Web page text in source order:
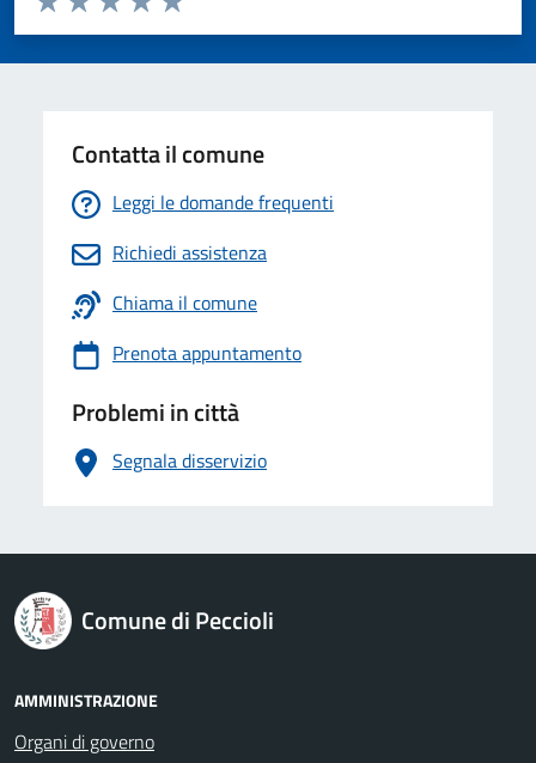
Valuta 5 stelle su 5
Valuta 4 stelle su 5
Valuta 3 stelle su 5
Valuta 2 stelle su 5
Valuta 1 stelle su 5
Contatta il comune
Leggi le domande frequenti
Richiedi assistenza
Chiama il comune
Prenota appuntamento
Problemi in città
Segnala disservizio
logo Unione Europea
Comune di Peccioli
AMMINISTRAZIONE
Organi di governo